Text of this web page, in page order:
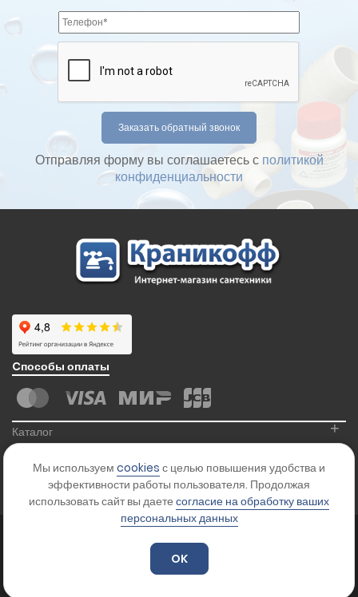
Отправляя форму вы соглашаетесь с политикой
конфиденциальности
Cпособы оплаты
Каталог +
Контакты
. Все права защищены.
Цены на сайте указаны для ознакомления и не являются офертой.
Мы используем cookies с целью повышения удобства и
эффективности работы пользователя. Продолжая
использовать сайт вы даете согласие на обработку ваших
персональных данных
OK